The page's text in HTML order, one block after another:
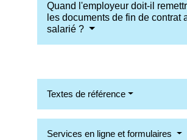
Quand l'employeur doit-il
les documents de fin de contrat
salarié ?
Textes de référence
Services en ligne et formulaires